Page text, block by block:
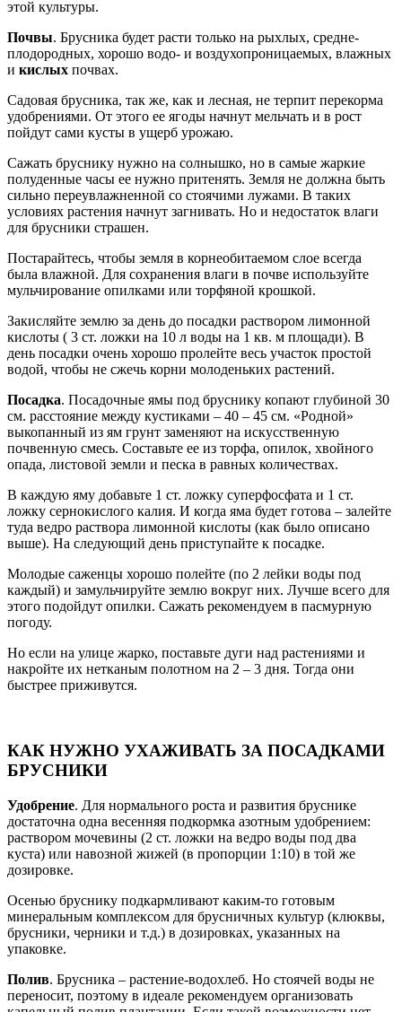
этой культуры.
Почвы. Брусника будет расти только на рыхлых, средне-
плодородных, хорошо водо- и воздухопроницаемых, влажных
и кислых почвах.
Садовая брусника, так же, как и лесная, не терпит перекорма
удобрениями. От этого ее ягоды начнут мельчать и в рост
пойдут сами кусты в ущерб урожаю.
Сажать бруснику нужно на солнышко, но в самые жаркие
полуденные часы ее нужно притенять. Земля не должна быть
сильно переувлажненной со стоячими лужами. В таких
условиях растения начнут загнивать. Но и недостаток влаги
для брусники страшен.
Постарайтесь, чтобы земля в корнеобитаемом слое всегда
была влажной. Для сохранения влаги в почве используйте
мульчирование опилками или торфяной крошкой.
Закисляйте землю за день до посадки раствором лимонной
кислоты ( 3 ст. ложки на 10 л воды на 1 кв. м площади). В
день посадки очень хорошо пролейте весь участок простой
водой, чтобы не сжечь корни молоденьких растений.
Посадка. Посадочные ямы под бруснику копают глубиной 30
см. расстояние между кустиками – 40 – 45 см. «Родной»
выкопанный из ям грунт заменяют на искусственную
почвенную смесь. Составьте ее из торфа, опилок, хвойного
опада, листовой земли и песка в равных количествах.
В каждую яму добавьте 1 ст. ложку суперфосфата и 1 ст.
ложку сернокислого калия. И когда яма будет готова – залейте
туда ведро раствора лимонной кислоты (как было описано
выше). На следующий день приступайте к посадке.
Молодые саженцы хорошо полейте (по 2 лейки воды под
каждый) и замульчируйте землю вокруг них. Лучше всего для
этого подойдут опилки. Сажать рекомендуем в пасмурную
погоду.
Но если на улице жарко, поставьте дуги над растениями и
накройте их нетканым полотном на 2 – 3 дня. Тогда они
быстрее приживутся.
КАК НУЖНО УХАЖИВАТЬ ЗА ПОСАДКАМИ
БРУСНИКИ
Удобрение. Для нормального роста и развития бруснике
достаточна одна весенняя подкормка азотным удобрением:
раствором мочевины (2 ст. ложки на ведро воды под два
куста) или навозной жижей (в пропорции 1:10) в той же
дозировке.
Осенью бруснику подкармливают каким-то готовым
минеральным комплексом для брусничных культур (клюквы,
брусники, черники и т.д.) в дозировках, указанных на
упаковке.
Полив. Брусника – растение-водохлеб. Но стоячей воды не
переносит, поэтому в идеале рекомендуем организовать